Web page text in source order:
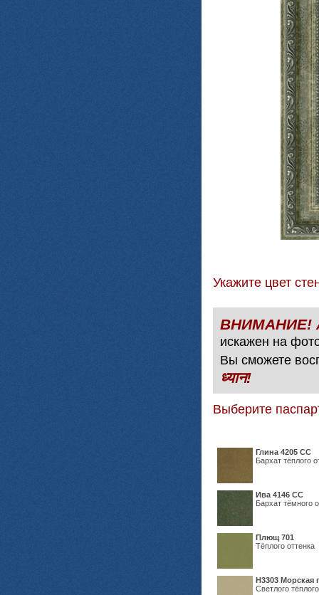
Укажите цвет
искажен на
Вы сможете
ध्यान!
Выберите
Глина 4205 СС
Бархат тёплого
Ива 4146 СС
Бархат тёмного
Плющ 701
Тёплого оттенка
H3303 Морская
Светлого